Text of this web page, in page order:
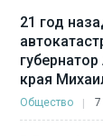
21 год
края
Общество 7